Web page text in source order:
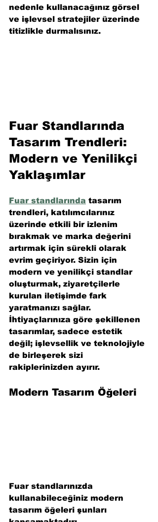
nedenle kullanacağınız görsel
ve işlevsel stratejiler üzerinde
titizlikle durmalısınız.
Fuar Standlarında
Tasarım Trendleri:
Modern ve Yenilikçi
Yaklaşımlar
Fuar standlarında tasarım
trendleri, katılımcılarınız
üzerinde etkili bir izlenim
bırakmak ve marka değerini
artırmak için sürekli olarak
evrim geçiriyor. Sizin için
modern ve yenilikçi standlar
oluşturmak, ziyaretçilerle
kurulan iletişimde fark
yaratmanızı sağlar.
İhtiyaçlarınıza göre şekillenen
tasarımlar, sadece estetik
değil; işlevsellik ve teknolojiyle
de birleşerek sizi
rakiplerinizden ayırır.
Modern Tasarım Öğeleri
Fuar standlarınızda
kullanabileceğiniz modern
tasarım öğeleri şunları